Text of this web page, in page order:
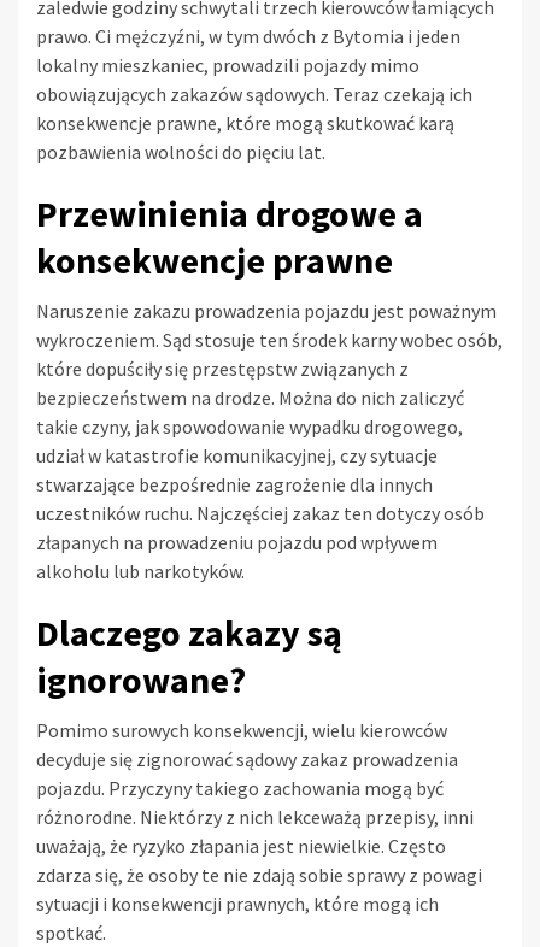
zaledwie godziny schwytali trzech kierowców łamiących
prawo. Ci mężczyźni, w tym dwóch z Bytomia i jeden
lokalny mieszkaniec, prowadzili pojazdy mimo
obowiązujących zakazów sądowych. Teraz czekają ich
konsekwencje prawne, które mogą skutkować karą
pozbawienia wolności do pięciu lat.
Przewinienia drogowe a
konsekwencje prawne
Naruszenie zakazu prowadzenia pojazdu jest poważnym
wykroczeniem. Sąd stosuje ten środek karny wobec osób,
które dopuściły się przestępstw związanych z
bezpieczeństwem na drodze. Można do nich zaliczyć
takie czyny, jak spowodowanie wypadku drogowego,
udział w katastrofie komunikacyjnej, czy sytuacje
stwarzające bezpośrednie zagrożenie dla innych
uczestników ruchu. Najczęściej zakaz ten dotyczy osób
złapanych na prowadzeniu pojazdu pod wpływem
alkoholu lub narkotyków.
Dlaczego zakazy są
ignorowane?
Pomimo surowych konsekwencji, wielu kierowców
decyduje się zignorować sądowy zakaz prowadzenia
pojazdu. Przyczyny takiego zachowania mogą być
różnorodne. Niektórzy z nich lekceważą przepisy, inni
uważają, że ryzyko złapania jest niewielkie. Często
zdarza się, że osoby te nie zdają sobie sprawy z powagi
sytuacji i konsekwencji prawnych, które mogą ich
spotkać.